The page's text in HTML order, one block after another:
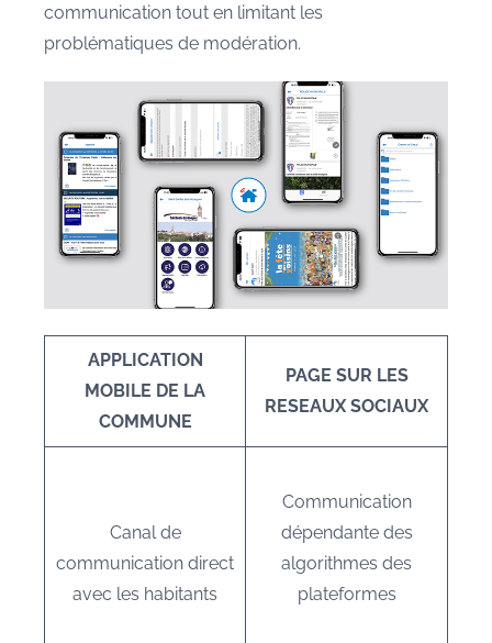
communication tout en limitant les
problématiques de modération.
APPLICATION
MOBILE DE LA
COMMUNE
PAGE SUR LES
RESEAUX SOCIAUX
Canal de
communication direct
avec les habitants
Communication
dépendante des
algorithmes des
plateformes